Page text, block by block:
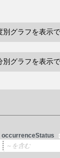
グラフを表示で
グラフを表示で
occurrenceStatus